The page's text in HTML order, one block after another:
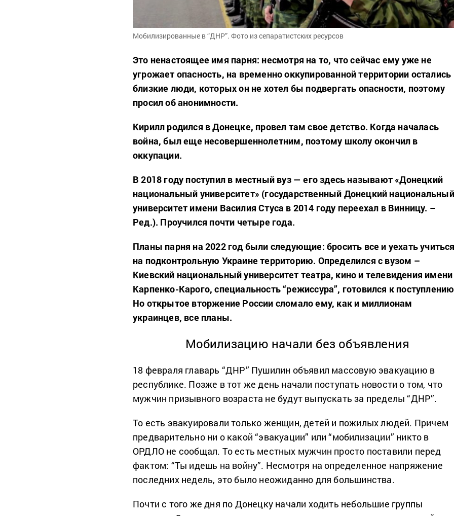
Мобилизированные в “ДНР”. Фото из сепаратистских ресурсов
Это ненастоящее имя парня: несмотря на то, что сейчас ему уже не
угрожает опасность, на временно оккупированной территории остались
близкие люди, которых он не хотел бы подвергать опасности, поэтому
просил об анонимности.
Кирилл родился в Донецке, провел там свое детство. Когда началась
война, был еще несовершеннолетним, поэтому школу окончил в
оккупации.
В 2018 году поступил в местный вуз — его здесь называют «Донецкий
национальный университет» (государственный Донецкий национальный
университет имени Василия Стуса в 2014 году переехал в Винницу. –
Ред.). Проучился почти четыре года.
Планы парня на 2022 год были следующие: бросить все и уехать учиться
на подконтрольную Украине территорию. Определился с вузом –
Киевский национальный университет театра, кино и телевидения имени
Карпенко-Карого, специальность “режиссура”, готовился к
Но открытое вторжение России сломало ему, как и миллионам
украинцев, все планы.
Мобилизацию начали без объявления
18 февраля главарь “ДНР” Пушилин объявил массовую эвакуацию в
республике. Позже в тот же день начали поступать новости о том, что
мужчин призывного возраста не будут выпускать за пределы “ДНР”.
То есть эвакуировали только женщин, детей и пожилых людей. Причем
предварительно ни о какой “эвакуации” или “мобилизации” никто в
ОРДЛО не сообщал. То есть местных мужчин просто поставили перед
фактом: “Ты идешь на войну”. Несмотря на определенное напряжение
последних недель, это было неожиданно для большинства.
Почти с того же дня по Донецку начали ходить небольшие группы